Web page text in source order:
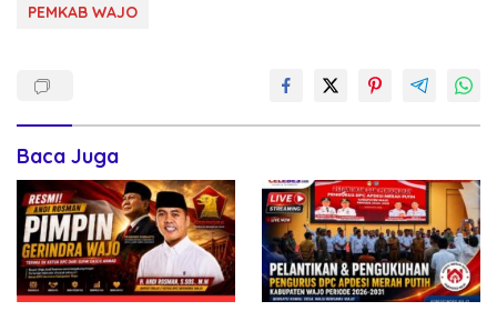
PEMKAB WAJO
Baca Juga